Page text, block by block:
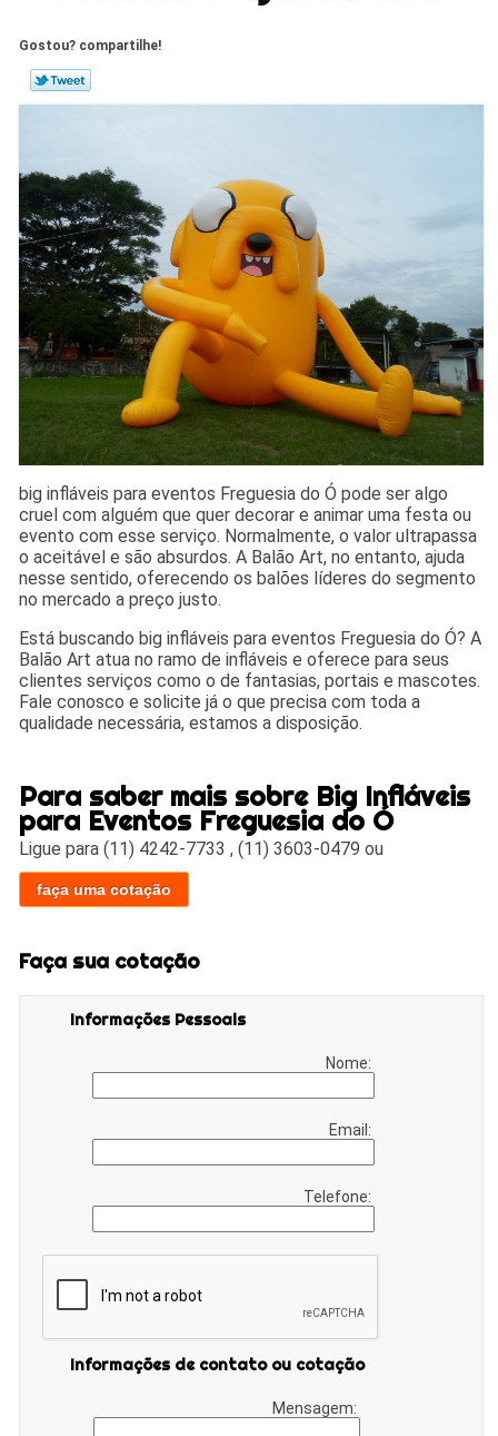
Gostou? compartilhe!
big infláveis para eventos Freguesia do Ó pode ser algo
cruel com alguém que quer decorar e animar uma festa ou
evento com esse serviço. Normalmente, o valor ultrapassa
o aceitável e são absurdos. A Balão Art, no entanto, ajuda
nesse sentido, oferecendo os balões líderes do segmento
no mercado a preço justo.
Está buscando big infláveis para eventos Freguesia do Ó? A
Balão Art atua no ramo de infláveis e oferece para seus
clientes serviços como o de fantasias, portais e mascotes.
Fale conosco e solicite já o que precisa com toda a
qualidade necessária, estamos a disposição.
Para saber mais sobre Big Infláveis
para Eventos Freguesia do Ó
Ligue para(11) 4242-7733 ,(11) 3603-0479 ou
faça uma cotação
Faça sua cotação
Informações Pessoais
Nome:
Email:
Telefone:
Informações de contato ou cotação
Mensagem: